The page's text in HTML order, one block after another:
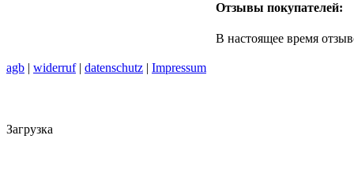
Отзывы покупателей:
В настоящее время
agb | widerruf| datenschutz | Impressum
Загрузка